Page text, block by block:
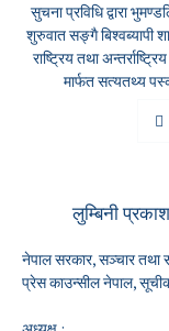
सुचना प्रविधि द्वारा
शुरुवात सङ्गै बिश्वब्यापी
राष्ट्रिय तथा
मार्फत सत्यतथ्य
लुम्बिनी
नेपाल सरकार, सञ्चार तथा
प्रेस काउन्सील नेपाल,